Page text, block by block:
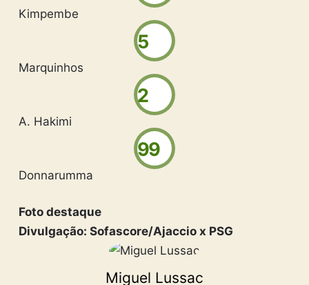
Kimpembe
5
Marquinhos
2
A. Hakimi
99
Donnarumma
Foto destaque
Divulgação: Sofascore/Ajaccio x PSG
Miguel Lussac